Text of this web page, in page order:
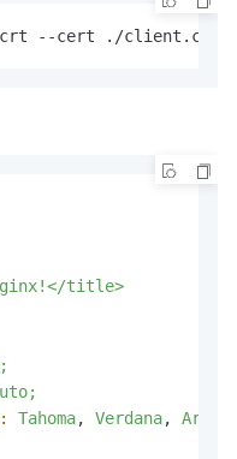
--cert ./client.crt
title>
Tahoma, Verdana, Arial